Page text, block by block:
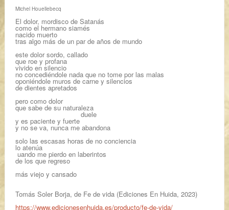
Michel Houellebecq
El dolor, mordisco de Satanás
como el hermano siamés
nacido muerto
tras algo más de un par de años de mundo
este dolor sordo, callado
que roe y profana
vivido en silencio
no concediéndole nada que no tome por las malas
oponiéndole muros de carne y silencios
de dientes apretados
pero como dolor
que sabe de su naturaleza
duele
y es paciente y fuerte
y no se va, nunca me abandona
solo las escasas horas de no conciencia
lo atenúa
uando me pierdo en laberintos
de los que regreso
más viejo y cansado
Tomás Soler Borja, de Fe de vida (Ediciones En Huida, 2023)
https://www.edicionesenhuida.es/producto/fe-de-vida/